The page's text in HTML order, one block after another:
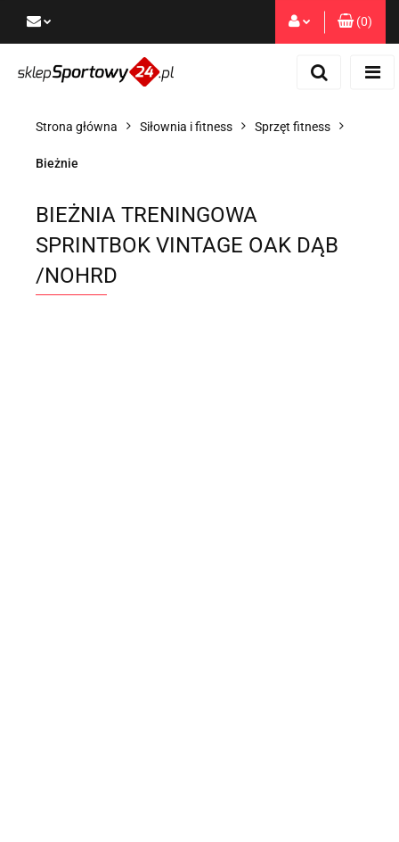
Dodaj zgłoszenie
(0)
Strona główna Siłownia i fitness Sprzęt fitness
Bieżnie
BIEŻNIA TRENINGOWA
SPRINTBOK VINTAGE OAK DĄB
/NOHRD